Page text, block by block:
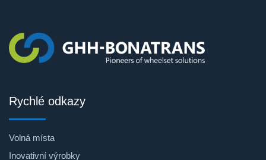
Rychlé odkazy
Volná místa
Inovativní výrobky